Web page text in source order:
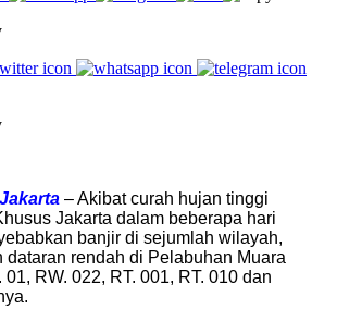
– Akibat curah hujan tinggi
Jakarta dalam beberapa hari
banjir di sejumlah wilayah,
dataran rendah di Pelabuhan Muara
RW. 022, RT. 001, RT. 010 dan